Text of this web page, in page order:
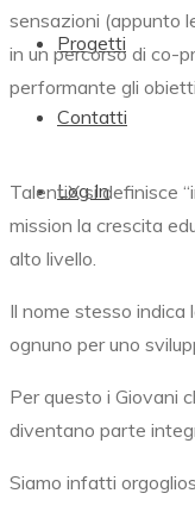
Progetti
Contatti
Log In
sensazioni (appunto
in un percorso di co-
performante gli
TalentiX si definisce
mission la crescita
alto livello.
Il nome stesso indica
ognuno per uno
Per questo i Giovani
diventano parte
Siamo infatti